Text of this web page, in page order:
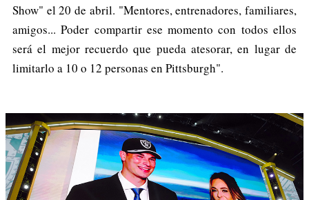
Show" el 20 de abril. "Mentores, entrenadores, familiares,
amigos... Poder compartir ese momento con todos ellos
será el mejor recuerdo que pueda atesorar, en lugar de
limitarlo a 10 o 12 personas en Pittsburgh".